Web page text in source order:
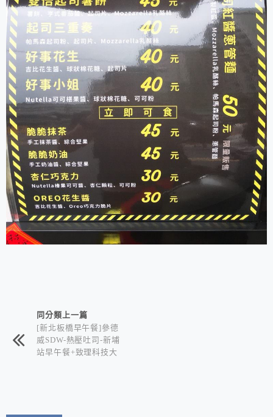
相連文章同分類上一篇
[新北板橋早午餐]參德
威SDW-熱壓吐司-新埔
站早午餐+致理科技大